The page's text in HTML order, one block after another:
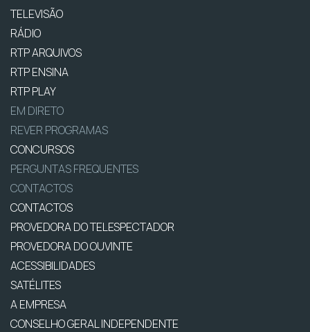
TELEVISÃO
RÁDIO
RTP ARQUIVOS
RTP ENSINA
RTP PLAY
EM DIRETO
REVER PROGRAMAS
CONCURSOS
PERGUNTAS FREQUENTES
CONTACTOS
CONTACTOS
PROVEDORA DO TELESPECTADOR
PROVEDORA DO OUVINTE
ACESSIBILIDADES
SATÉLITES
A EMPRESA
CONSELHO GERAL INDEPENDENTE